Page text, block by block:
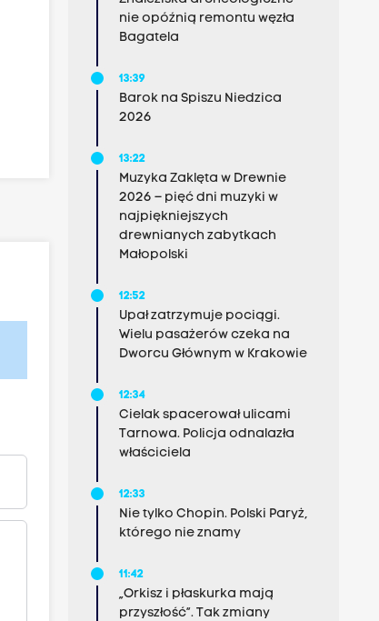
nie opóźnią remontu węzła
Bagatela
13:39
Barok na Spiszu Niedzica
2026
13:22
Muzyka Zaklęta w Drewnie
2026 – pięć dni muzyki w
najpiękniejszych
drewnianych zabytkach
Małopolski
12:52
Upał zatrzymuje pociągi.
Wielu pasażerów czeka na
Dworcu Głównym w Krakowie
12:34
Cielak spacerował ulicami
Tarnowa. Policja odnalazła
właściciela
12:33
Nie tylko Chopin. Polski Paryż,
którego nie znamy
11:42
„Orkisz i płaskurka mają
przyszłość”. Tak zmiany